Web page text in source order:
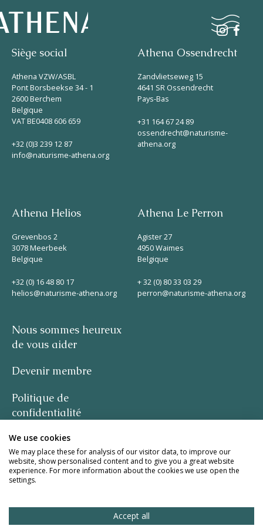
Naturisme
Communauté
Calendrier
Parcs
Ossendrecht
Le Perron
Helios
Apple App Store
Siège social
Athena VZW/ASBL
Pont Borsbeekse 34 - 1
2600 Berchem
Belgique
VAT BE0408 606 659
+32 (0)3 239 12 87
info@naturisme-athena.org
Athena Ossendrecht
Zandvlietseweg 15
4641 SR Ossendrecht
Pays-Bas
+31 164 67 24 89
ossendrecht@naturisme-
athena.org
Athena Helios
Grevenbos 2
3078 Meerbeek
Belgique
+32 (0) 16 48 80 17
helios@naturisme-athena.org
Athena Le Perron
Agister 27
4950 Waimes
Belgique
+ 32 (0) 80 33 03 29
perron@naturisme-athena.org
Nous sommes heureux
de vous aider
Devenir membre
Politique de
confidentialité
-
citation de Rosie Haine
We use cookies
We may place these for analysis of our visitor data, to improve our
website, show personalised content and to give you a great website
experience. For more information about the cookies we use open the
settings.
Accept all